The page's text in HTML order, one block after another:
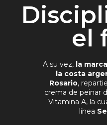
el
A su vez, la
la costa
Rosario,
crema de peinar
Vitamina A, la
línea